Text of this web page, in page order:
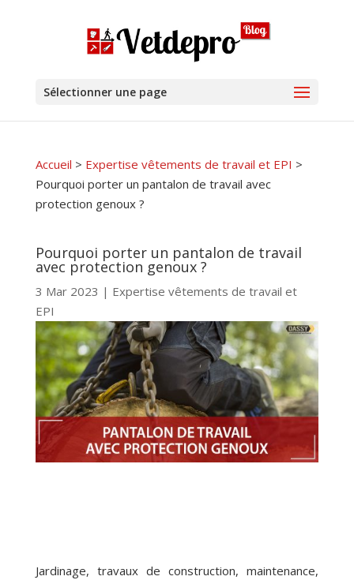
Sélectionner une page
Accueil > Expertise vêtements de travail et EPI >
Pourquoi porter un pantalon de travail avec
protection genoux ?
Pourquoi porter un pantalon de travail
avec protection genoux ?
3 Mar 2023 | Expertise vêtements de travail et
EPI
Jardinage, travaux de construction, maintenance,